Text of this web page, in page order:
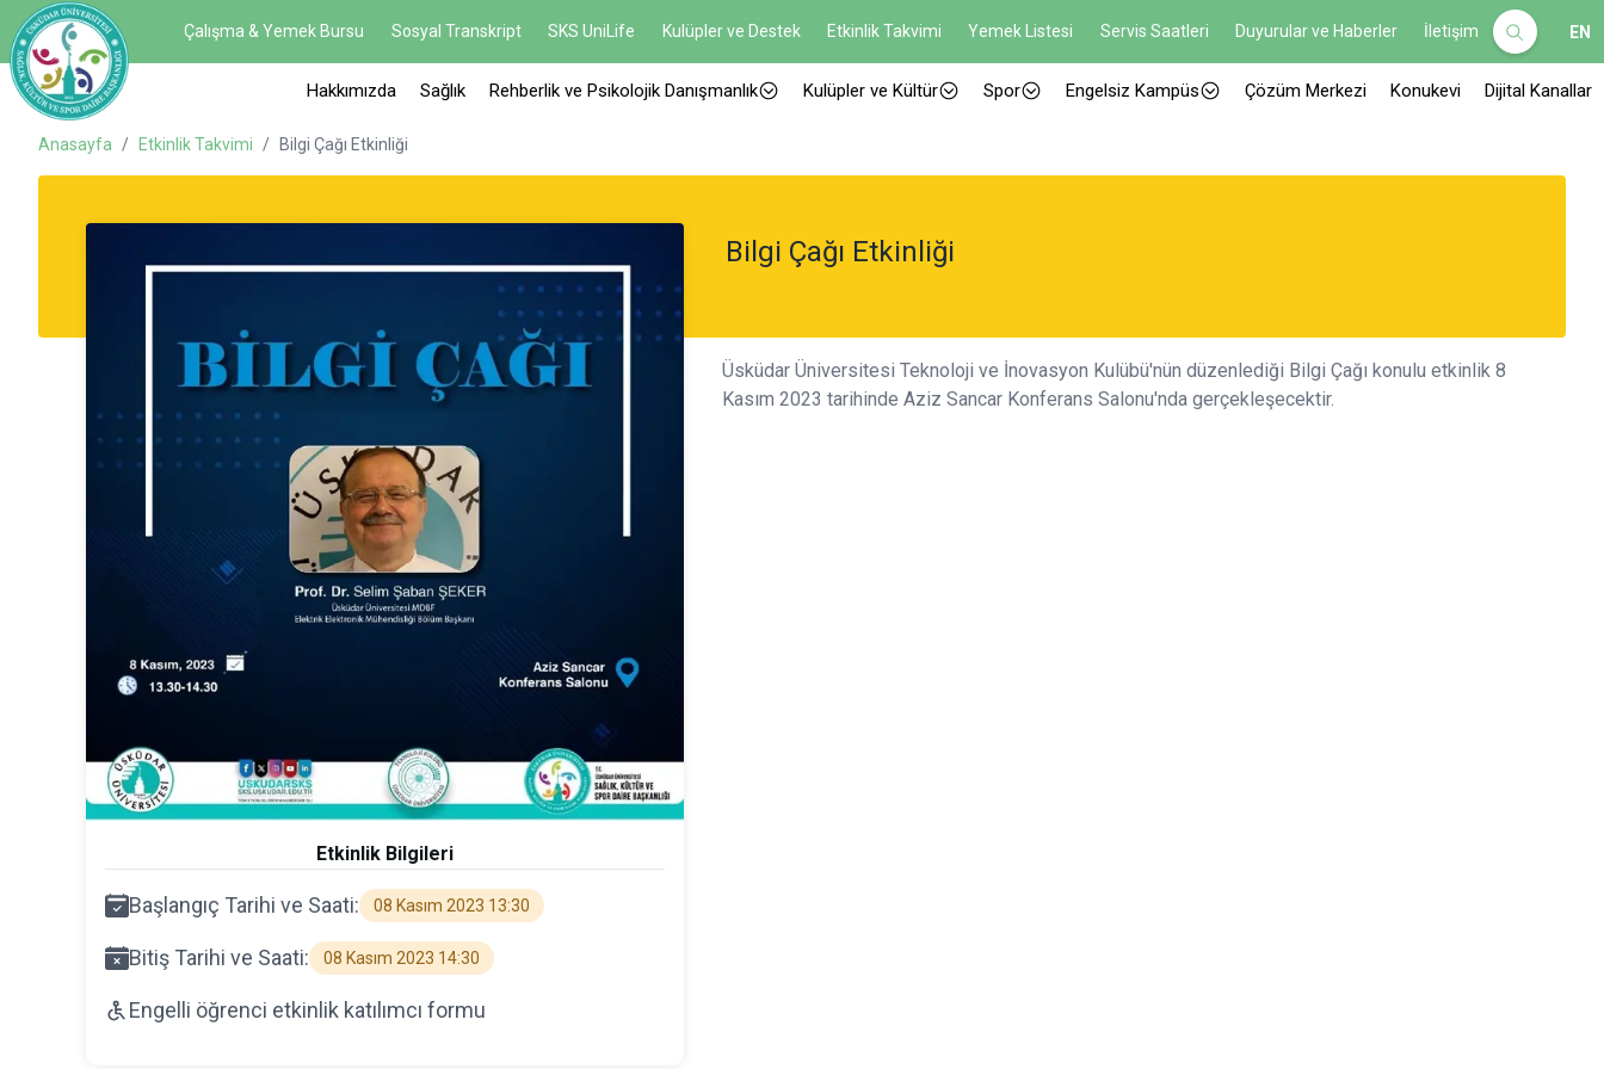
Çalışma & Yemek Bursu Sosyal Transkript SKS UniLife Kulüpler ve Destek Etkinlik Takvimi Yemek Listesi Servis Saatleri Duyurular ve Haberler İletişim EN
Hakkımızda Sağlık Rehberlik ve Psikolojik Danışmanlık Kulüpler ve Kültür Spor Engelsiz Kampüs Çözüm Merkezi Konukevi Dijital Kanallar
Anasayfa / Etkinlik Takvimi / Bilgi Çağı Etkinliği
Bilgi Çağı Etkinliği
Etkinlik Bilgileri
Başlangıç Tarihi ve Saati: 08 Kasım 2023 13:30
Bitiş Tarihi ve Saati: 08 Kasım 2023 14:30
Engelli öğrenci etkinlik katılımcı formu
Üsküdar Üniversitesi Teknoloji ve İnovasyon Kulübü'nün düzenlediği Bilgi Çağı konulu etkinlik 8
Kasım 2023 tarihinde Aziz Sancar Konferans Salonu'nda gerçekleşecektir.